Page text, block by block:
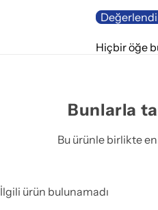
Hiçbir öğe
Bunlarla
Bu ürünle birlikte
İlgili ürün bulunamadı